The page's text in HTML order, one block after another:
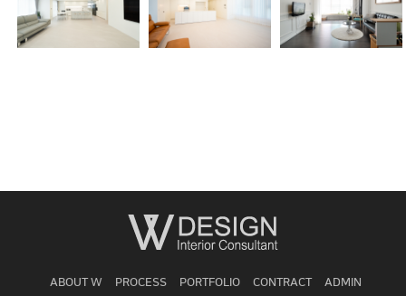
ABOUT W PROCESS PORTFOLIO CONTRACT ADMIN